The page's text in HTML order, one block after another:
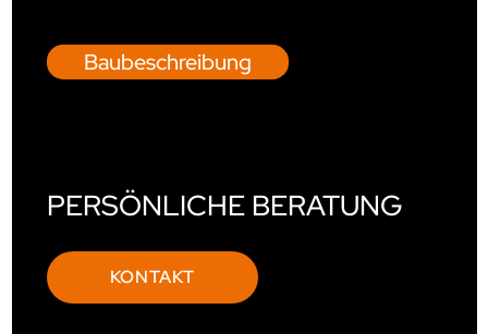
Baubeschreibung
PERSÖNLICHE BERATUNG
KONTAKT